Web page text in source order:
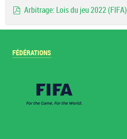
Arbitrage: Lois du jeu 2022 (FIFA)
FÉDÉRATIONS